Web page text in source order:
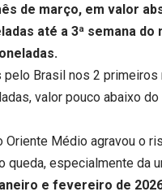
de março, em valor
até a 3ª semana
Brasil nos 2
valor pouco abaixo
Médio agravou o
queda, especialmente da
e fevereiro de